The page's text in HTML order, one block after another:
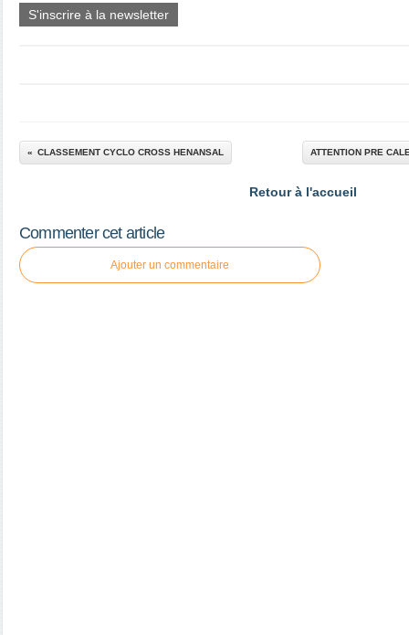
S'inscrire à la newsletter
CLASSEMENT CYCLO CROSS HENANSAL ATTENTION PRE
Retour à l'accueil
Commenter cet article
Ajouter un commentaire